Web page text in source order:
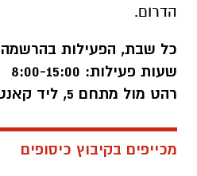
הדרום.
כל שבת, הפעילות
שעות פעילות: 8:00-15:00
רהט מול מתחם 5, ליד קאנטרי אלע'דיר
מכייפים בקיבוץ כיסופים